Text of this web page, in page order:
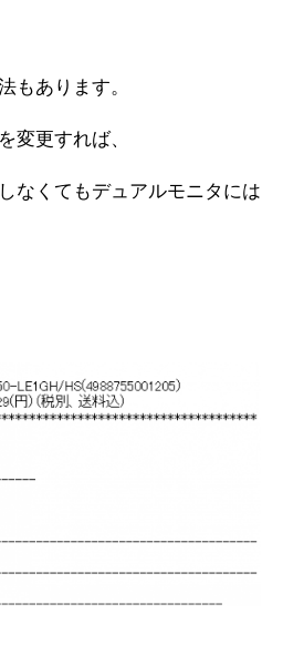
もあります。
変更すれば、
なくてもデュアルモニタには